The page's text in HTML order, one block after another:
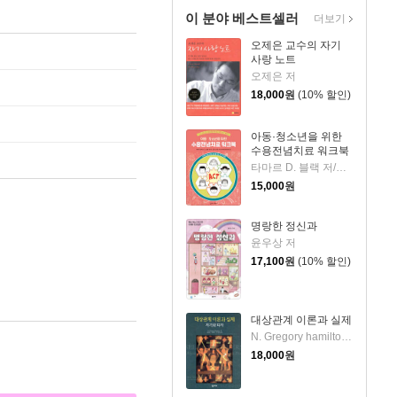
이 분야 베스트셀러
오제은 교수의 자기
사랑 노트
오제은 저
18,000원 (10% 할인)
아동·청소년을 위한
수용전념치료 워크북
타마르 D. 블랙 저/송승훈,한송이,김나희,김민정,ACT인지행동치료연구회 역
15,000원
명랑한 정신과
윤우상 저
17,100원 (10% 할인)
대상관계 이론과 실제
N. Gregory hamilton 저/김진숙,김창대,이지연 공역
18,000원
더보기